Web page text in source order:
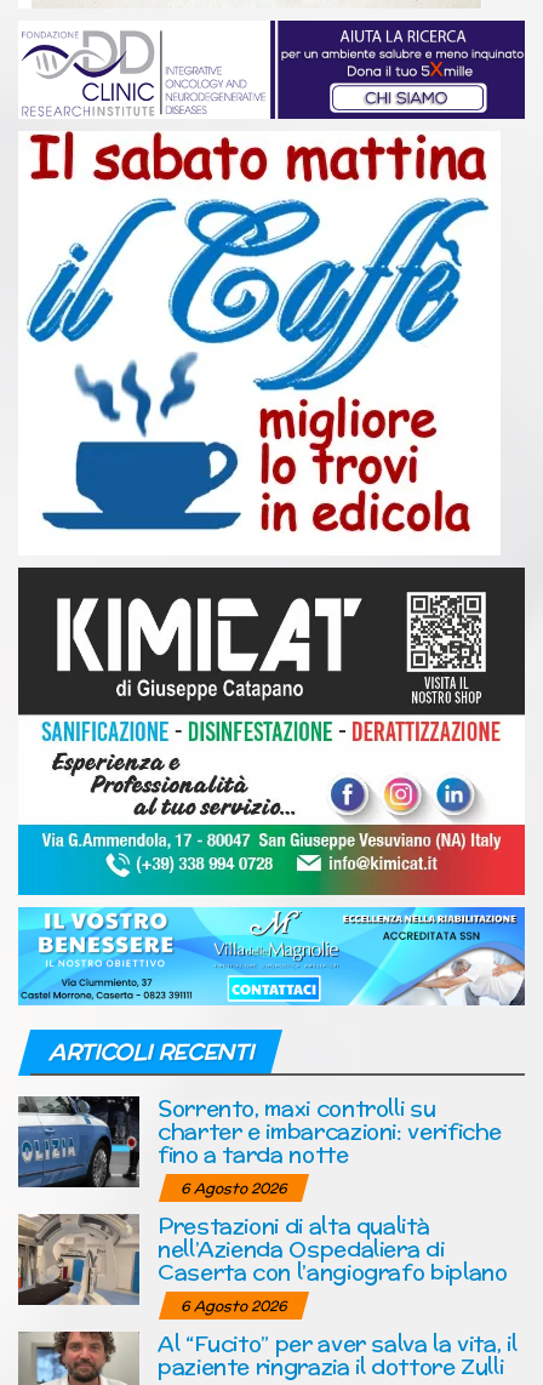
ARTICOLI RECENTI
Sorrento, maxi controlli su
charter e imbarcazioni: verifiche
fino a tarda notte
6 Agosto 2026
Prestazioni di alta qualità
nell’Azienda Ospedaliera di
Caserta con l’angiografo biplano
6 Agosto 2026
Al “Fucito” per aver salva la vita, il
paziente ringrazia il dottore Zulli